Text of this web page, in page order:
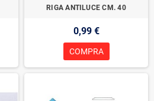
RIGA ANTILUCE CM. 40
0,99 €
COMPRA